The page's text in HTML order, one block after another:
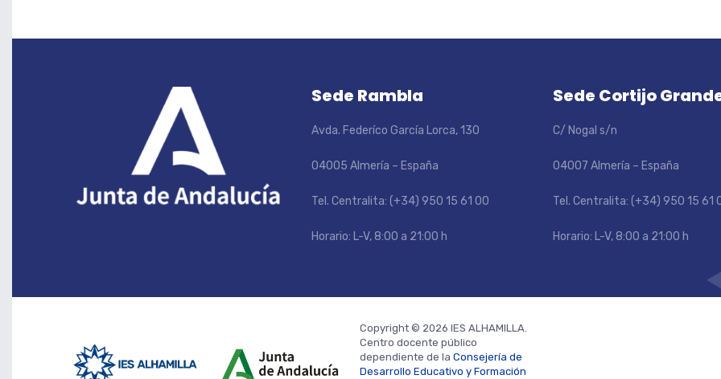
Sede Rambla
Avda. Federíco García Lorca, 130
04005 Almería – España
Tel. Centralita: (+34) 950 15 61 00
Horario: L-V, 8:00 a 21:00 h
Sede Cortijo
C/ Nogal s/n
04007 Almería – España
Tel. Centralita: (+34) 950 15 61
Horario: L-V, 8:00 a 21:00 h
Copyright © 2026 IES ALHAMILLA.
Centro docente público
dependiente de la Consejería de
Desarrollo Educativo y Formación